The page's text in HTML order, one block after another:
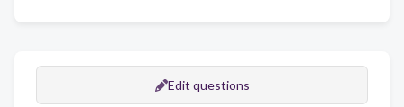
Edit questions